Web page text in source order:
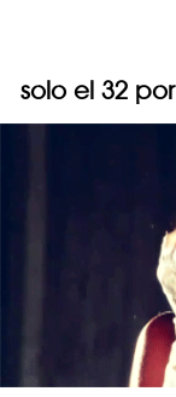
solo el 32